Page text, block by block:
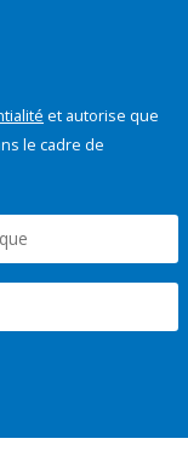
et autorise que
le cadre de